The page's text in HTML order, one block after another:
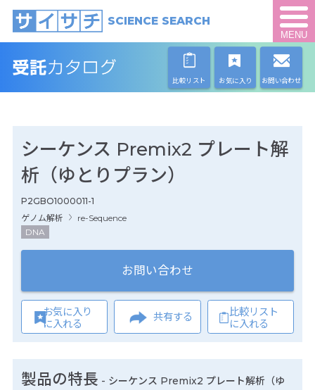
SCIENCE SEARCH
MENU
比較リスト お気に入り お問い合わせ
シーケンス Premix2 プレート解
析（ゆとりプラン）
P2GBO1000011-1
ゲノム解析
re-Sequence
DNA
お問い合わせ
お気に入り
に入れる
共有する
比較リスト
に入れる
製品の特長 - シーケンス Premix2 プレート解析（ゆ